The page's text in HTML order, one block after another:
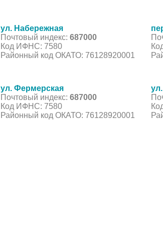
ул. Набережная
Почтовый индекс: 687000
Код ИФНС: 7580
Районный код ОКАТО: 76128920001
ул. Фермерская
Почтовый индекс: 687000
Код ИФНС: 7580
Районный код ОКАТО: 76128920001